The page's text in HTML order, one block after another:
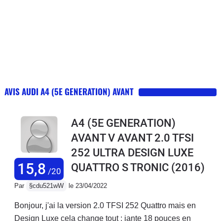
AVIS AUDI A4 (5E GENERATION) AVANT
15,8 /20
A4 (5E GENERATION)
AVANT V AVANT 2.0 TFSI
252 ULTRA DESIGN LUXE
QUATTRO S TRONIC (2016)
Par §cdu521wW le 23/04/2022
Bonjour, j'ai la version 2.0 TFSI 252 Quattro mais en
Design Luxe cela change tout : jante 18 pouces en